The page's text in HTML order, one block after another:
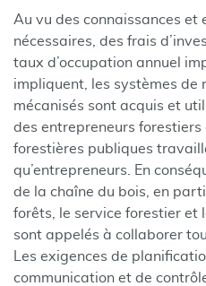
Au vu des connaissances et
nécessaires, des frais
taux d’occupation annuel
impliquent, les systèmes de
mécanisés sont acquis et
des entrepreneurs
forestières publiques
qu’entrepreneurs. En
de la chaîne du bois, en
forêts, le service forestier et
sont appelés à collaborer
Les exigences de
communication et de